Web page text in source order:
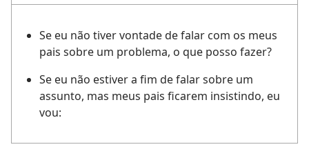
Se eu não tiver vontade de falar com os meus
pais sobre um problema, o que posso fazer?
Se eu não estiver a fim de falar sobre um
assunto, mas meus pais ficarem insistindo, eu
vou: